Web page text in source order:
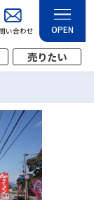
い合わせ OPEN
売りたい